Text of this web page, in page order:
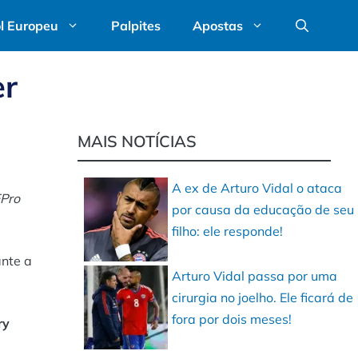
Europeu Palpites Apostas
a
MAIS NOTÍCIAS
A ex de Arturo Vidal o ataca
por causa da educação de seu
filho: ele responde!
Arturo Vidal passa por uma
cirurgia no joelho. Ele ficará de
fora por dois meses!